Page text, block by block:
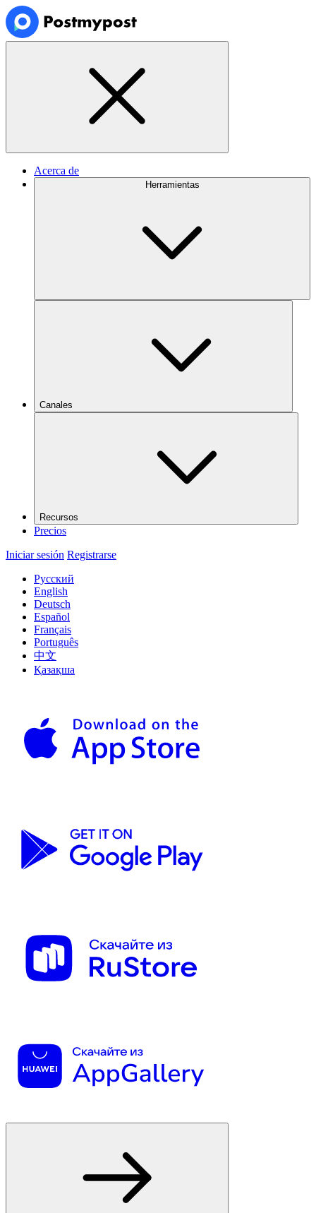
Acerca de
Herramientas
Canales
Recursos
Precios
Iniciar sesión Registrarse
Русский
English
Deutsch
Español
Français
Português
中文
Қазақша